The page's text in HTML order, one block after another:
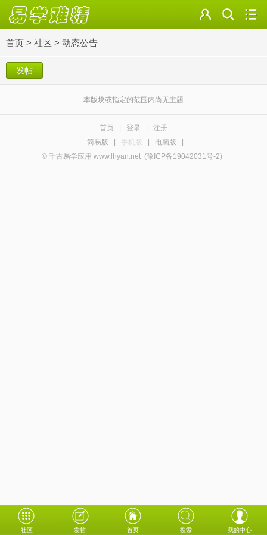
首页 > 社区 > 动态公告
发帖
本版块或指定的范围内尚无主题
首页 登录
注册
简易版
手机版 电脑版
© 千古易学应用 www.lhyan.net (豫ICP备19042031号-2)
社区 发帖 首页 搜索 我的中心